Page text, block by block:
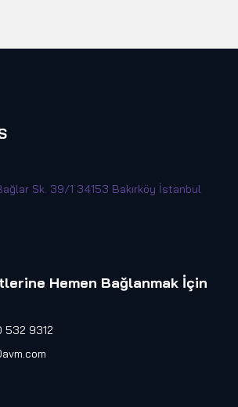
Sk. 39/1 34153 Bakırköy İstanbul
Hemen Bağlanmak İçin
532 9312